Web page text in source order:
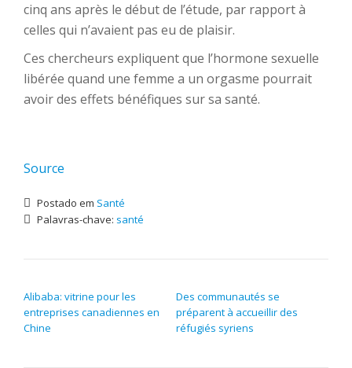
cinq ans après le début de l’étude, par rapport à
celles qui n’avaient pas eu de plaisir.
Ces chercheurs expliquent que l’hormone sexuelle
libérée quand une femme a un orgasme pourrait
avoir des effets bénéfiques sur sa santé.
Source
Postado em Santé
Palavras-chave: santé
Alibaba: vitrine pour les
entreprises canadiennes en
Chine
Des communautés se
préparent à accueillir des
réfugiés syriens